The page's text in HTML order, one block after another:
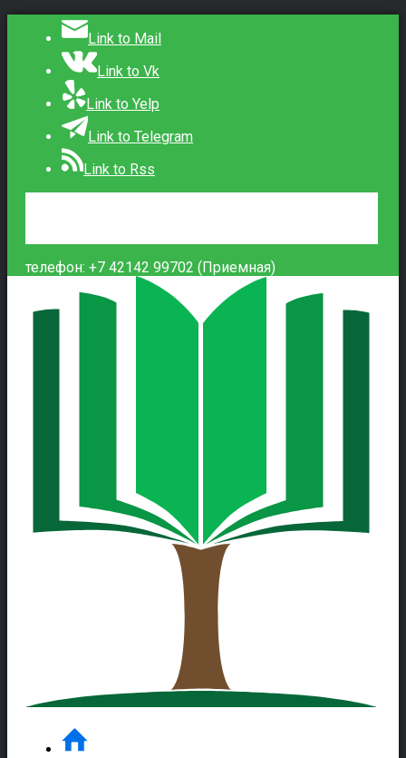
Link to Mail
Link to Vk
Link to Yelp
Link to Telegram
Link to Rss
телефон: +7 42142 99702 (Приемная)